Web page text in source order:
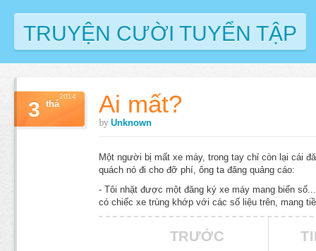
TRUYỆN CƯỜI TUYỂN TẬP
Ai mất?
by Unknown
3 thá
2014
Một người bị mất xe máy, trong tay chỉ còn lại cái
quách nó đi cho đỡ phí, ông ta đăng quảng cáo:
- Tôi nhặt được một đăng ký xe máy mang biển
có chiếc xe trùng khớp với các số liệu trên, mang
TRƯỚC